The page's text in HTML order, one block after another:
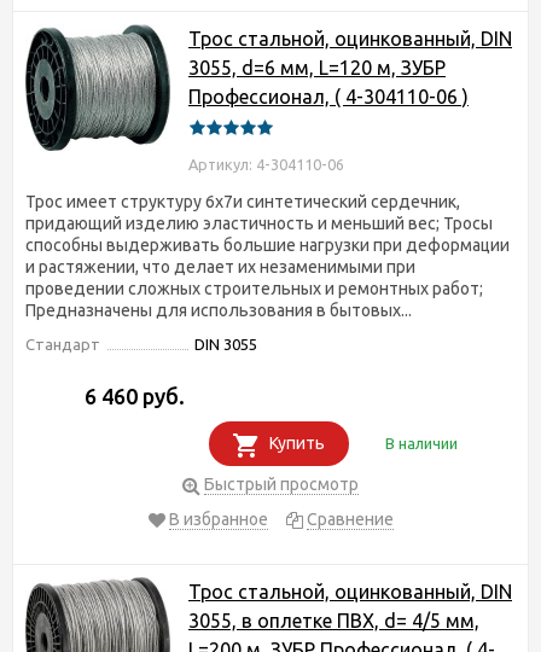
Трос стальной, оцинкованный, DIN
3055, d=6 мм, L=120 м, ЗУБР
Профессионал, ( 4-304110-06 )
Артикул: 4-304110-06
Трос имеет структуру 6х7и синтетический сердечник,
придающий изделию эластичность и меньший вес; Тросы
способны выдерживать большие нагрузки при деформации
и растяжении, что делает их незаменимыми при
проведении сложных строительных и ремонтных работ;
Предназначены для использования в бытовых...
Стандарт DIN 3055
6 460 руб.
Купить В наличии
Быстрый просмотр
В избранное
Сравнение
Трос стальной, оцинкованный, DIN
3055, в оплетке ПВХ, d= 4/5 мм,